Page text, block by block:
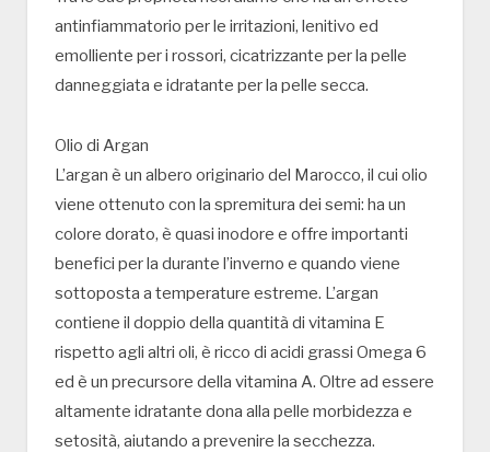
antinfiammatorio per le irritazioni, lenitivo ed
emolliente per i rossori, cicatrizzante per la pelle
danneggiata e idratante per la pelle secca.
Olio di Argan
L’argan è un albero originario del Marocco, il cui olio
viene ottenuto con la spremitura dei semi: ha un
colore dorato, è quasi inodore e offre importanti
benefici per la durante l’inverno e quando viene
sottoposta a temperature estreme. L’argan
contiene il doppio della quantità di vitamina E
rispetto agli altri oli, è ricco di acidi grassi Omega 6
ed è un precursore della vitamina A. Oltre ad essere
altamente idratante dona alla pelle morbidezza e
setosità, aiutando a prevenire la secchezza.